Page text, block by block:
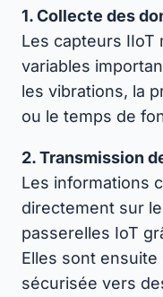
1. Collecte des
Les capteurs IIoT
variables
les vibrations, la
ou le temps de
2. Transmission
Les informations
directement sur
passerelles IoT
Elles sont
sécurisée vers